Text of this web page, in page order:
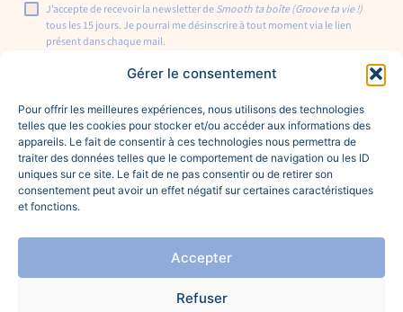
Gérer le consentement
Pour offrir les meilleures expériences, nous utilisons des technologies
telles que les cookies pour stocker et/ou accéder aux informations des
appareils. Le fait de consentir à ces technologies nous permettra de
traiter des données telles que le comportement de navigation ou les ID
uniques sur ce site. Le fait de ne pas consentir ou de retirer son
consentement peut avoir un effet négatif sur certaines caractéristiques
et fonctions.
Accepter
Refuser
J’accepte de recevoir la newsletter deSmooth ta boîte (Groove ta vie !)
tous les 15 jours. Je pourrai me désinscrire à tout moment via le lien
présent dans chaque mail.
Retrouvez-nous sur Instagram
LinkedIn TikTok Pinterest
Ce site web a été fait avec amour par : Identité
visuelle & design · Studio La Juria ·